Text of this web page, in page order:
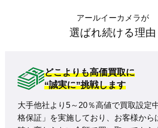
アールイーカメラが
選ばれ続ける理由
どこよりも高価買取に
“誠実に”挑戦します
大手他社より5～20％高値で買取設定
格保証」を実施しており、お客様から